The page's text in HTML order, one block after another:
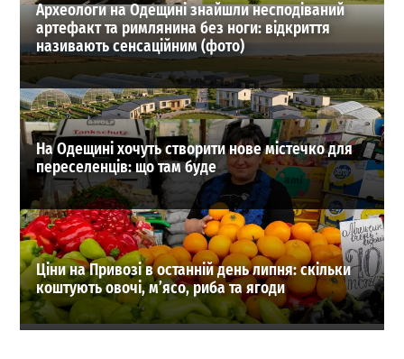
Археологи на Одещині знайшли несподіваний
артефакт та римлянина без ноги: відкриття
називають сенсаційним (фото)
На Одещині хочуть створити нове містечко для
переселенців: що там буде
Ціни на Привозі в останній день липня: скільки
коштують овочі, м’ясо, риба та ягоди